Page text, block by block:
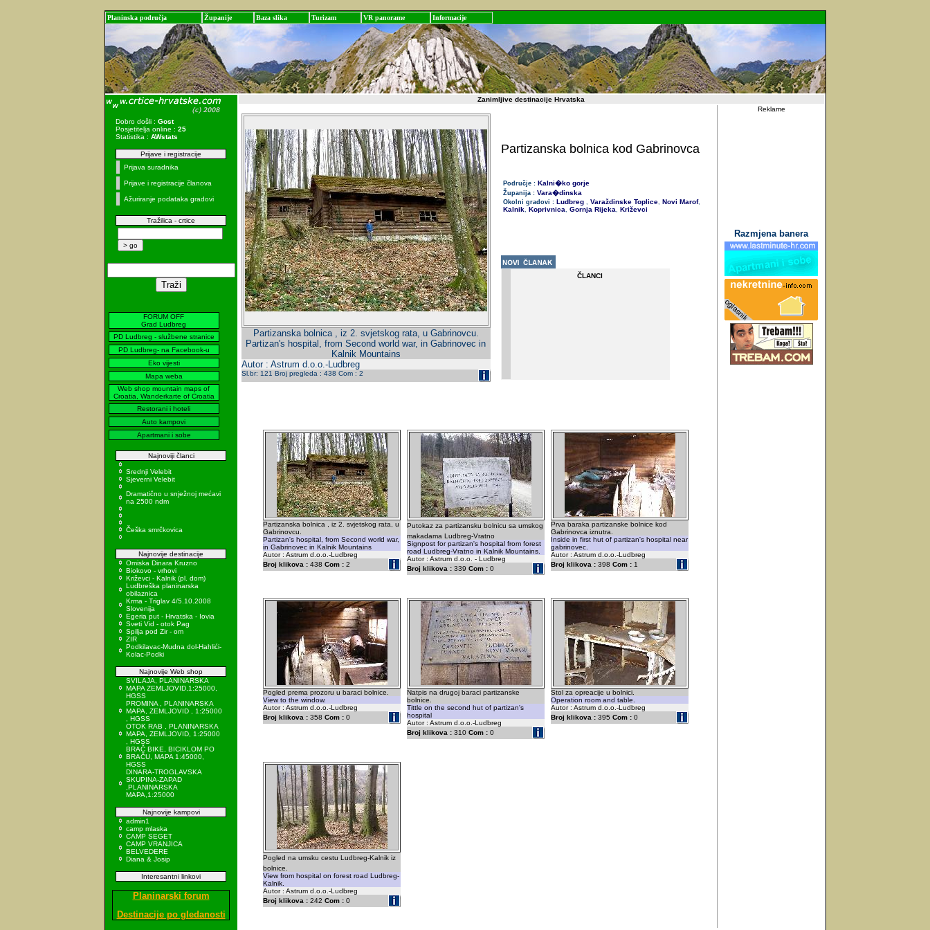
Planinska područja Županije Baza slika Turizam VR panorame Informacije
Dobro došli : Gost
Posjetitelja online : 25
Statistika : AWstats
Prijave i registracije
Prijava suradnika
Prijave i registracije članova
Ažuriranje podataka gradovi
Tražilica - crtice
FORUM OFF
Grad Ludbreg
PD Ludbreg - službene stranice
PD Ludbreg- na Facebook-u
Eko vijesti
Mapa weba
Web shop mountain maps of
Croatia, Wanderkarte of Croatia
Restorani i hoteli
Auto kampovi
Apartmani i sobe
Najnoviji članci
Srednji Velebit
Sjeverni Velebit
Dramatično u snježnoj mećavi
na 2500 ndm
Češka smrčkovica
Najnovije destinacije
Omiska Dinara Kruzno
Biokovo - vrhovi
Križevci - Kalnik (pl. dom)
Ludbreška planinarska
obilaznica
Krma - Triglav 4/5.10.2008
Slovenija
Egeria put - Hrvatska - Iovia
Sveti Vid - otok Pag
Spilja pod Zir - om
ZIR
Podkilavac-Mudna dol-Hahlići-
Kolac-Podki
Najnovije Web shop
SVILAJA, PLANINARSKA
MAPA ZEMLJOVID,1:25000,
HGSS
PROMINA , PLANINARSKA
MAPA, ZEMLJOVID , 1:25000
, HGSS
OTOK RAB , PLANINARSKA
MAPA, ZEMLJOVID, 1:25000
, HGSS
BRAČ BIKE, BICIKLOM PO
BRAČU, MAPA 1:45000,
HGSS
DINARA-TROGLAVSKA
SKUPINA-ZAPAD
,PLANINARSKA
MAPA,1:25000
Najnovije kampovi
admin1
camp mlaska
CAMP SEGET
CAMP VRANJICA
BELVEDERE
Diana & Josip
Interesantni linkovi
Planinarski forum
Destinacije po gledanosti
Zanimljive destinacije Hrvatska
Partizanska bolnica , iz 2. svjetskog rata, u Gabrinovcu.
Partizan's hospital, from Second world war, in Gabrinovec in
Kalnik Mountains
Autor : Astrum d.o.o.-Ludbreg
Sl.br: 121 Broj pregleda : 438 Com : 2
Partizanska bolnica kod Gabrinovca
Područje : Kalni�ko gorje
Županija : Vara�dinska
Okolni gradovi : Ludbreg , Varaždinske Toplice, Novi Marof,
Kalnik, Koprivnica, Gornja Rijeka, Križevci
ČLANCI
Partizanska bolnica , iz 2. svjetskog rata, u
Gabrinovcu.
Partizan's hospital, from Second world war,
in Gabrinovec in Kalnik Mountains
Autor : Astrum d.o.o.-Ludbreg
Broj klikova : 438 Com : 2
Putokaz za partizansku bolnicu sa umskog
makadama Ludbreg-Vratno
Signpost for partizan's hospital from forest
road Ludbreg-Vratno in Kalnik Mountains.
Autor : Astrum d.o.o. - Ludbreg
Broj klikova : 339 Com : 0
Prva baraka partizanske bolnice kod
Gabrinovca iznutra.
Inside in first hut of partizan's hospital near
gabrinovec.
Autor : Astrum d.o.o.-Ludbreg
Broj klikova : 398 Com : 1
Pogled prema prozoru u baraci bolnice.
View to the window.
Autor : Astrum d.o.o.-Ludbreg
Broj klikova : 358 Com : 0
Natpis na drugoj baraci partizanske
bolnice.
Tittle on the second hut of partizan's
hospital
Autor : Astrum d.o.o.-Ludbreg
Broj klikova : 310 Com : 0
Stol za opreacije u bolnici.
Operation room and table.
Autor : Astrum d.o.o.-Ludbreg
Broj klikova : 395 Com : 0
Pogled na umsku cestu Ludbreg-Kalnik iz
bolnice.
View from hospital on forest road Ludbreg-
Kalnik.
Autor : Astrum d.o.o.-Ludbreg
Broj klikova : 242 Com : 0
Reklame
Razmjena banera